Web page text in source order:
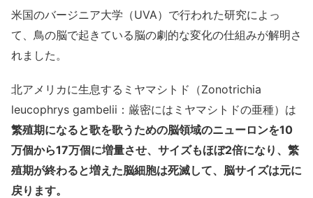
米国のバージニア大学（UVA）で行われた研究によっ
て、鳥の脳で起きている脳の劇的な変化の仕組みが解明さ
れました。
北アメリカに生息するミヤマシトド（Zonotrichia
leucophrys gambelii：厳密にはミヤマシトドの亜種）は
繁殖期になると歌を歌うための脳領域のニューロンを10
万個から17万個に増量させ、サイズもほぼ2倍になり、繁
殖期が終わると増えた脳細胞は死滅して、脳サイズは元に
戻ります。